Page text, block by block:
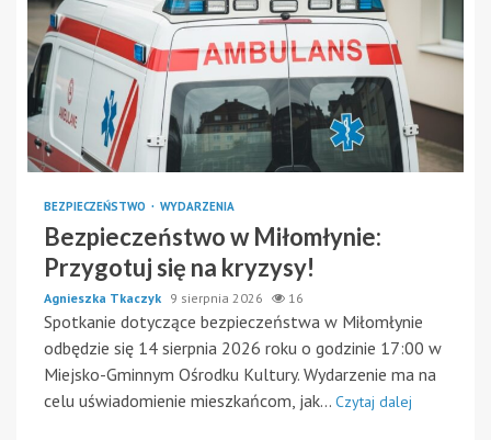
BEZPIECZEŃSTWO WYDARZENIA
Bezpieczeństwo w Miłomłynie:
Przygotuj się na kryzysy!
Agnieszka Tkaczyk 9 sierpnia 2026 16
Spotkanie dotyczące bezpieczeństwa w Miłomłynie
odbędzie się 14 sierpnia 2026 roku o godzinie 17:00 w
Miejsko-Gminnym Ośrodku Kultury. Wydarzenie ma na
celu uświadomienie mieszkańcom, jak... Czytaj dalej